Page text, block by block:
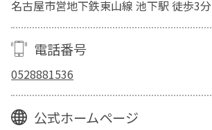
名古屋市営地下鉄東山線 池下駅 徒歩3分
電話番号
0528881536
公式ホームページ